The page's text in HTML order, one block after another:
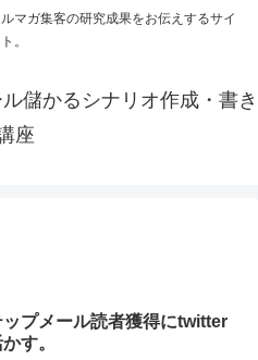
マガ集客の研究成果をお伝えするサイ
ト。
儲かるシナリオ作成・書き
座
ップメール読者獲得にtwitter
す。